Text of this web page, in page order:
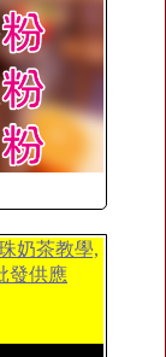
奶茶教學,
發供應